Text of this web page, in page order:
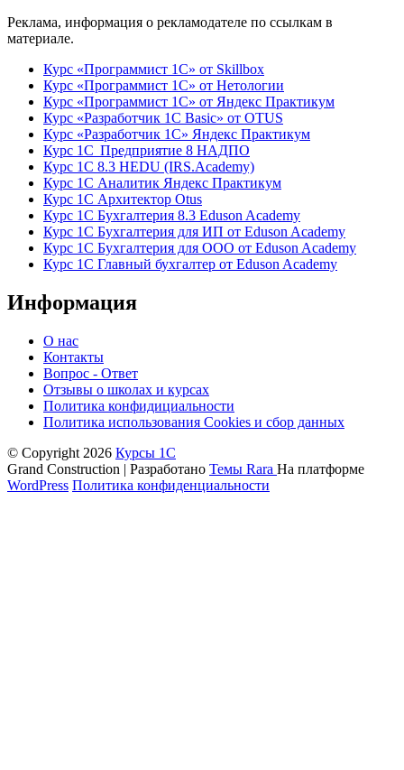
Реклама, информация о рекламодателе по ссылкам в
материале.
Курс «Программист 1С» от Skillbox
Курс «Программист 1С» от Нетологии
Курс «Программист 1С» от Яндекс Практикум
Курс «Разработчик 1С Basic» от OTUS
Курс «Разработчик 1С» Яндекс Практикум
Курс 1С Предприятие 8 НАДПО
Курс 1С 8.3 HEDU (IRS.Academy)
Курс 1С Аналитик Яндекс Практикум
Курс 1С Архитектор Otus
Курс 1С Бухгалтерия 8.3 Eduson Academy
Курс 1С Бухгалтерия для ИП от Eduson Academy
Курс 1С Бухгалтерия для ООО от Eduson Academy
Курс 1С Главный бухгалтер от Eduson Academy
Информация
О нас
Контакты
Вопрос - Ответ
Отзывы о школах и курсах
Политика конфидициальности
Политика использования Cookies и сбор данных
© Copyright 2026 Курсы 1С
Grand Construction | Разработано Темы Rara На платформе
WordPress Политика конфиденциальности